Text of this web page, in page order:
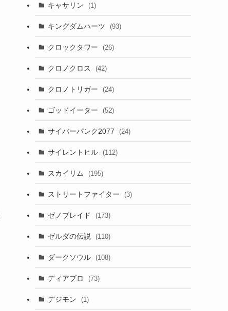
キャサリン (1)
キングダムハーツ (93)
クロックタワー (26)
クロノクロス (42)
クロノトリガー (24)
ゴッドイーター (52)
サイバーパンク2077 (24)
サイレントヒル (112)
スカイリム (195)
ストリートファイター (3)
ゼノブレイド (173)
ゼルダの伝説 (110)
ダークソウル (108)
ディアブロ (73)
デジモン (1)